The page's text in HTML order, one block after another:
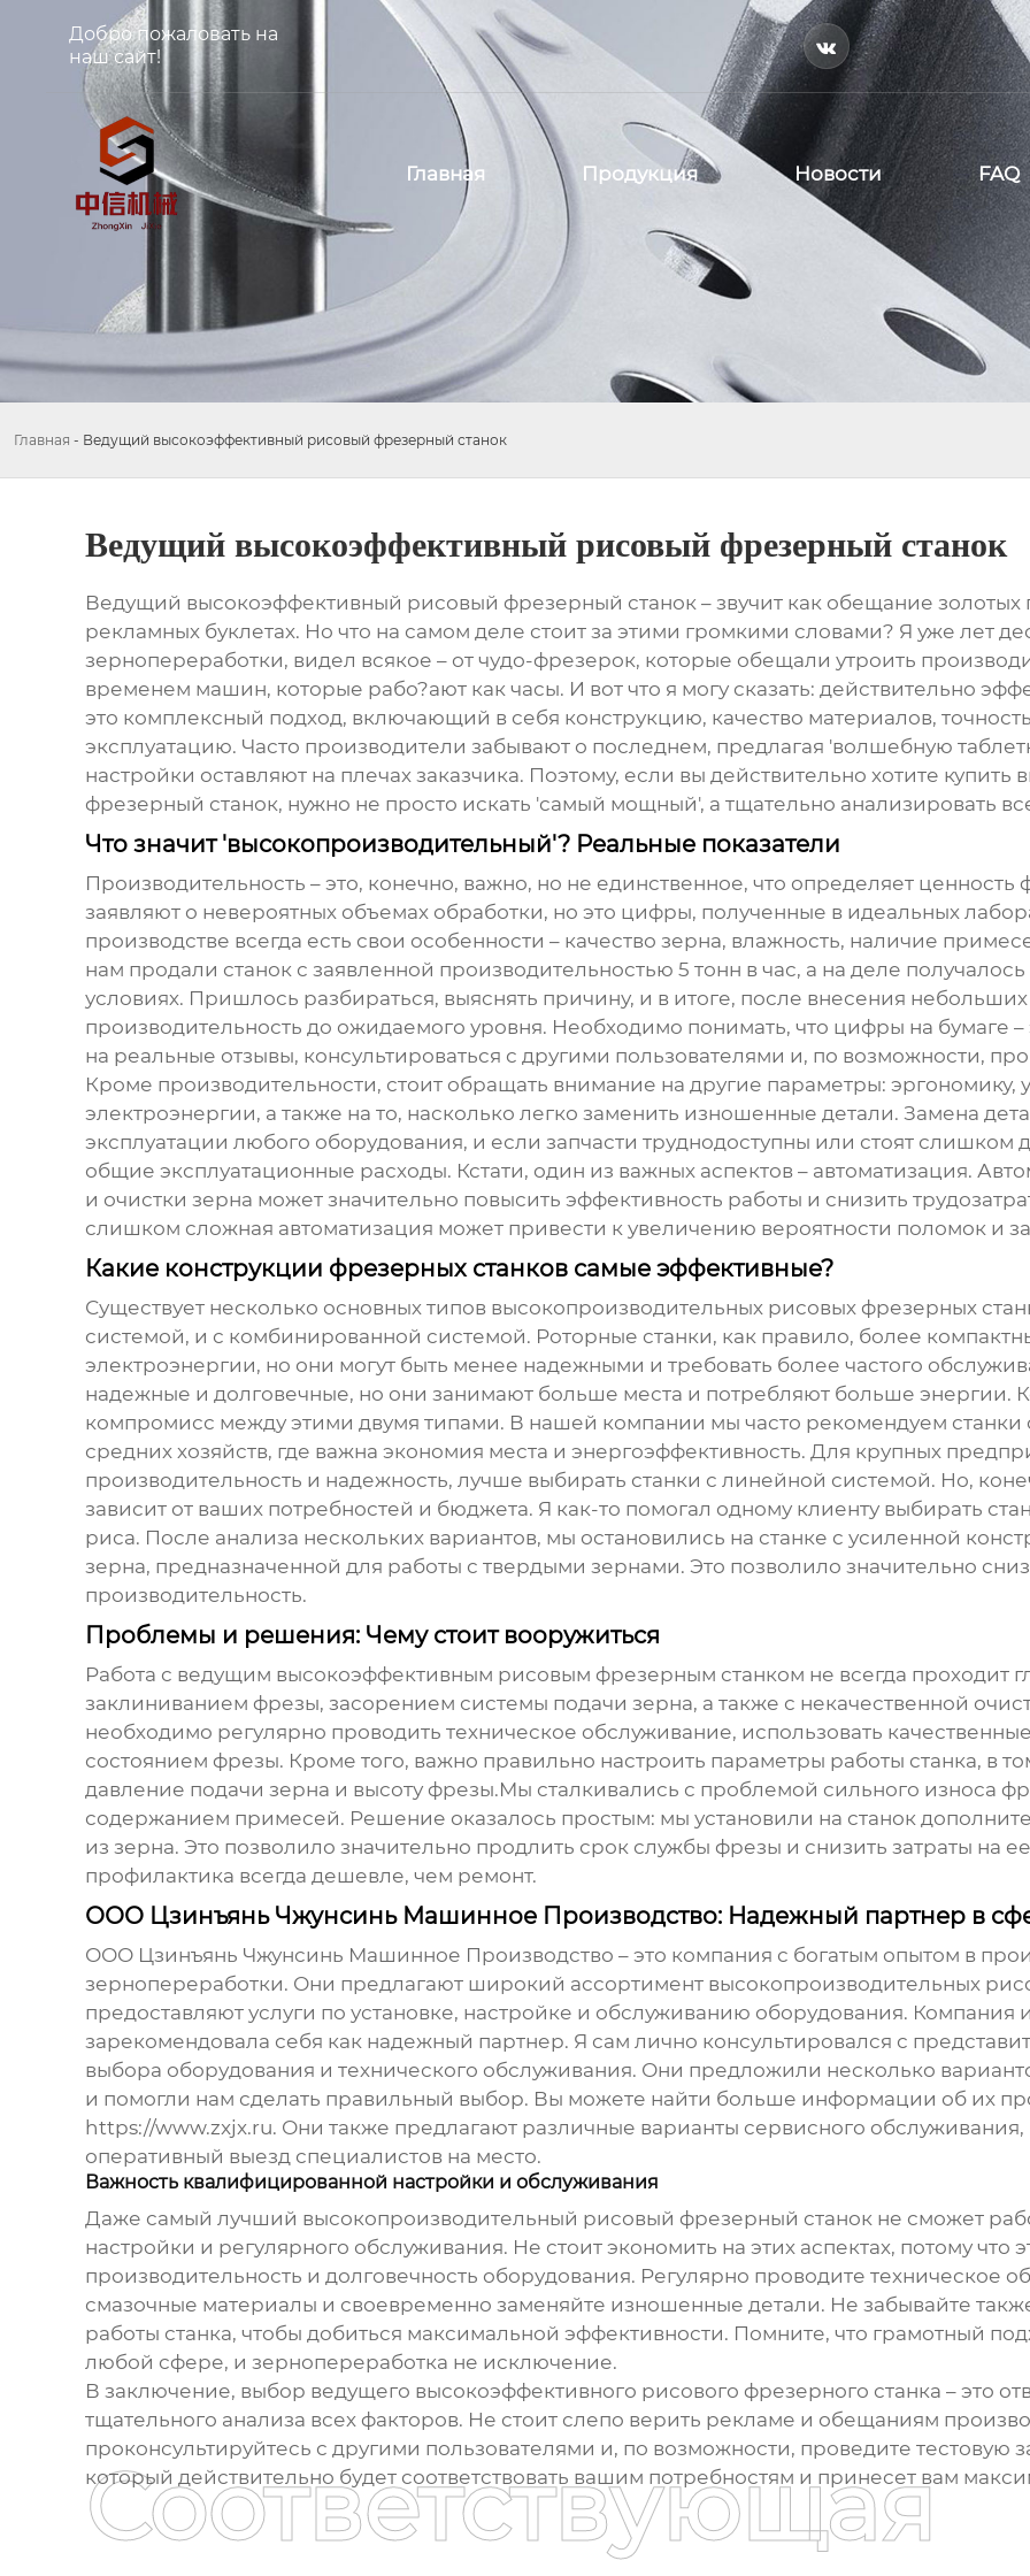
Добро пожаловать на
наш сайт!

Главная Продукция Новости FAQ
Главная - Ведущий высокоэффективный рисовый фрезерный станок
Ведущий высокоэффективный рисовый фрезерный станок
Ведущий высокоэффективный рисовый фрезерный станок– звучит как обещание золотых
рекламных буклетах. Но что на самом деле стоит за этими громкими словами? Я уже лет
зернопереработки, видел всякое – от чудо-фрезерок, которые обещали утроить
временем машин, которые рабо?ают как часы. И вот что я могу сказать: действительно
это комплексный подход, включающий в себя конструкцию, качество материалов,
эксплуатацию. Часто производители забывают о последнем, предлагая 'волшебную
настройки оставляют на плечах заказчика. Поэтому, если вы действительно хотите купить
фрезерный станок, нужно не просто искать 'самый мощный', а тщательно анализировать
Что значит 'высокопроизводительный'? Реальные показатели
Производительность – это, конечно, важно, но не единственное, что определяет
заявляют о невероятных объемах обработки, но это цифры, полученные в идеальных
производстве всегда есть свои особенности – качество зерна, влажность, наличие
нам продали станок с заявленной производительностью 5 тонн в час, а на деле
условиях. Пришлось разбираться, выяснять причину, и в итоге, после внесения
производительность до ожидаемого уровня. Необходимо понимать, что цифры на бумаге –
на реальные отзывы, консультироваться с другими пользователями и, по возможности,
Кроме производительности, стоит обращать внимание на другие параметры: эргономику,
электроэнергии, а также на то, насколько легко заменить изношенные детали. Замена
эксплуатации любого оборудования, и если запчасти труднодоступны или стоят слишком
общие эксплуатационные расходы. Кстати, один из важных аспектов – автоматизация.
и очистки зерна может значительно повысить эффективность работы и снизить
слишком сложная автоматизация может привести к увеличению вероятности поломок и
Какие конструкции фрезерных станков самые эффективные?
Существует несколько основных типов высокопроизводительных рисовых фрезерных
системой, и с комбинированной системой. Роторные станки, как правило, более
электроэнергии, но они могут быть менее надежными и требовать более частого
надежные и долговечные, но они занимают больше места и потребляют больше энергии.
компромисс между этими двумя типами. В нашей компании мы часто рекомендуем
средних хозяйств, где важна экономия места и энергоэффективность. Для крупных
производительность и надежность, лучше выбирать станки с линейной системой. Но,
зависит от ваших потребностей и бюджета. Я как-то помогал одному клиенту выбирать
риса. После анализа нескольких вариантов, мы остановились на станке с усиленной
зерна, предназначенной для работы с твердыми зернами. Это позволило значительно
производительность.
Проблемы и решения: Чему стоит вооружиться
Работа с ведущим высокоэффективным рисовым фрезерным станком не всегда проходит
заклиниванием фрезы, засорением системы подачи зерна, а также с некачественной
необходимо регулярно проводить техническое обслуживание, использовать
состоянием фрезы. Кроме того, важно правильно настроить параметры работы станка, в
давление подачи зерна и высоту фрезы.Мы сталкивались с проблемой сильного износа
содержанием примесей. Решение оказалось простым: мы установили на станок
из зерна. Это позволило значительно продлить срок службы фрезы и снизить затраты на
профилактика всегда дешевле, чем ремонт.
ООО Цзинъянь Чжунсинь Машинное Производство: Надежный партнер в
ООО Цзинъянь Чжунсинь Машинное Производство – это компания с богатым опытом в
зернопереработки. Они предлагают широкий ассортимент высокопроизводительных
предоставляют услуги по установке, настройке и обслуживанию оборудования.
зарекомендовала себя как надежный партнер. Я сам лично консультировался с
выбора оборудования и технического обслуживания. Они предложили несколько
и помогли нам сделать правильный выбор. Вы можете найти больше информации об их
https://www.zxjx.ru. Они также предлагают различные варианты сервисного
оперативный выезд специалистов на место.
Важность квалифицированной настройки и обслуживания
Даже самый лучший высокопроизводительный рисовый фрезерный станокне сможет
настройки и регулярного обслуживания. Не стоит экономить на этих аспектах, потому что
производительность и долговечность оборудования. Регулярно проводите техническое
смазочные материалы и своевременно заменяйте изношенные детали. Не забывайте
работы станка, чтобы добиться максимальной эффективности. Помните, что грамотный
любой сфере, и зернопереработка не исключение.
В заключение, выбор ведущего высокоэффективного рисового фрезерного станка – это
тщательного анализа всех факторов. Не стоит слепо верить рекламе и обещаниям
проконсультируйтесь с другими пользователями и, по возможности, проведите тестовую
который действительно будет соответствовать вашим потребностям и принесет вам
Соответствующая